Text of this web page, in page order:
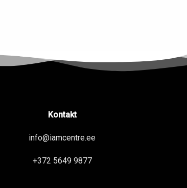
Kontakt
info@iamcentre.ee
+372 5649 9877